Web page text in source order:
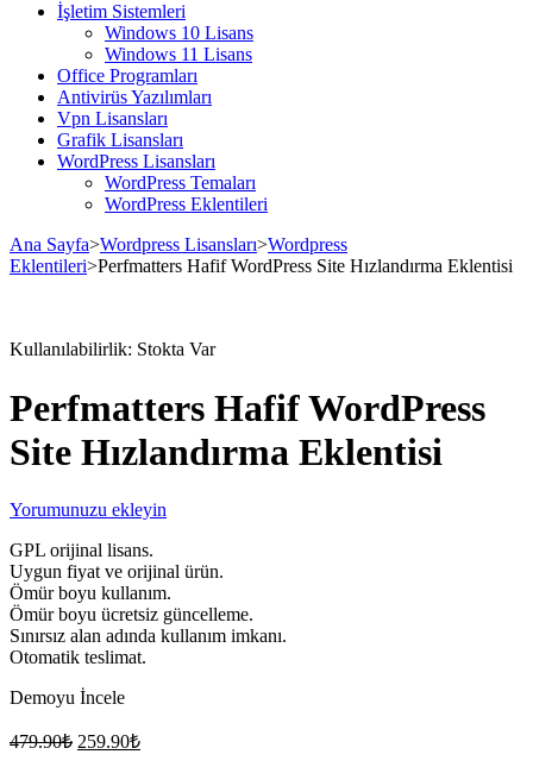
İşletim Sistemleri
Windows 10 Lisans
Windows 11 Lisans
Office Programları
Antivirüs Yazılımları
Vpn Lisansları
Grafik Lisansları
WordPress Lisansları
WordPress Temaları
WordPress Eklentileri
Ana Sayfa>Wordpress Lisansları>Wordpress
Eklentileri>Perfmatters Hafif WordPress Site Hızlandırma Eklentisi
Kullanılabilirlik: Stokta Var
Perfmatters Hafif WordPress
Site Hızlandırma Eklentisi
Yorumunuzu ekleyin
GPL orijinal lisans.
Uygun fiyat ve orijinal ürün.
Ömür boyu kullanım.
Ömür boyu ücretsiz güncelleme.
Sınırsız alan adında kullanım imkanı.
Otomatik teslimat.
Demoyu İncele
479.90₺ Orijinal
259.90₺Şu